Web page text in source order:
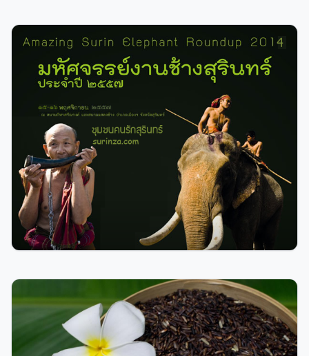
119 0 13
admin
เที่ยวงานช้างสุรินทร์ และงานกาชาด ปี2557